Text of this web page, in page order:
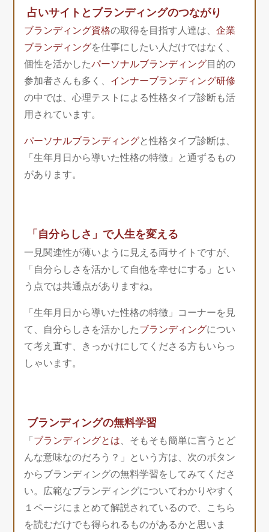
占いサイトとブランディングのつながり
ブランディング資格の取得を目指す人達は、企業
ブランディングを仕事にしたい人だけではなく、
個性を活かしたパーソナルブランディング目的の
参加者さんも多く、 インナーブランディング研修
の中では、心理テストによる性格タイプ診断も活
用されています。
パーソナルブランディングと性格タイプ診断は、
「生年月日から導いた性格の特徴」と通ずるもの
があります。
「自分らしさ」で人生を変える
一見関連性が薄いように見える両サイトですが、
「自分らしさを活かして自他を幸せにする」とい
う点では共通点がありますね。
「生年月日から導いた性格の特徴」コーナーを見
て、自分らしさを活かしたブランディングについ
て考え直す、きっかけにしてくださる方もいらっ
しゃいます。
ブランディングの無料学習
「ブランディングとは、そもそも簡単に言うとど
んな意味なのだろう？」という方は、次のボタン
からブランディングの無料学習をしてみてくださ
い。広範なブランディングについてわかりやすく
１ページにまとめて解説されているので、こちら
を読むだけでも得られるものがあるかと思いま